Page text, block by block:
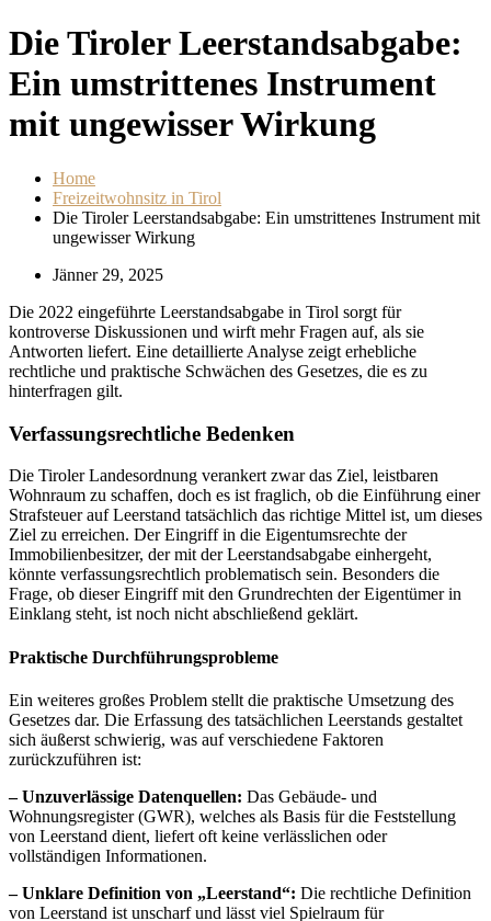
Die Tiroler Leerstandsabgabe:
Ein umstrittenes Instrument
mit ungewisser Wirkung
Home
Freizeitwohnsitz in Tirol
Die Tiroler Leerstandsabgabe: Ein umstrittenes Instrument mit
ungewisser Wirkung
Jänner 29, 2025
Die 2022 eingeführte Leerstandsabgabe in Tirol sorgt für
kontroverse Diskussionen und wirft mehr Fragen auf, als sie
Antworten liefert. Eine detaillierte Analyse zeigt erhebliche
rechtliche und praktische Schwächen des Gesetzes, die es zu
hinterfragen gilt.
Verfassungsrechtliche Bedenken
Die Tiroler Landesordnung verankert zwar das Ziel, leistbaren
Wohnraum zu schaffen, doch es ist fraglich, ob die Einführung einer
Strafsteuer auf Leerstand tatsächlich das richtige Mittel ist, um dieses
Ziel zu erreichen. Der Eingriff in die Eigentumsrechte der
Immobilienbesitzer, der mit der Leerstandsabgabe einhergeht,
könnte verfassungsrechtlich problematisch sein. Besonders die
Frage, ob dieser Eingriff mit den Grundrechten der Eigentümer in
Einklang steht, ist noch nicht abschließend geklärt.
Praktische Durchführungsprobleme
Ein weiteres großes Problem stellt die praktische Umsetzung des
Gesetzes dar. Die Erfassung des tatsächlichen Leerstands gestaltet
sich äußerst schwierig, was auf verschiedene Faktoren
zurückzuführen ist:
– Unzuverlässige Datenquellen: Das Gebäude- und
Wohnungsregister (GWR), welches als Basis für die Feststellung
von Leerstand dient, liefert oft keine verlässlichen oder
vollständigen Informationen.
– Unklare Definition von „Leerstand“: Die rechtliche Definition
von Leerstand ist unscharf und lässt viel Spielraum für